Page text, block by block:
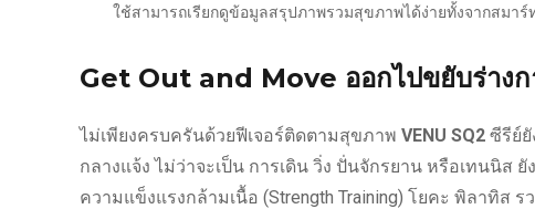
ใช้สามารถเรียกดูข้อมูลสรุปภาพรวมสุขภาพได้ง่ายทั้งจากสมา
Get Out and Move ออกไปขยับร่างก
ไม่เพียงครบครันด้วยฟีเจอร์ติดตามสุขภาพ VENU SQ2 ซีรีย์
กลางแจ้ง ไม่ว่าจะเป็น การเดิน วิ่ง ปั่นจักรยาน หรือเทนนิส
ความแข็งแรงกล้ามเนื้อ (Strength Training) โยคะ พิลาทิส